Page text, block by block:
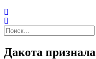
Найти:
Дакота